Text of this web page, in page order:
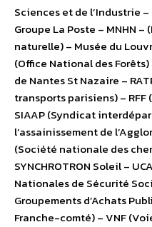
Sciences et de l’Industrie
Groupe La Poste – MNHN
naturelle) – Musée du
(Office National des
de Nantes St Nazaire –
transports parisiens) – RFF
SIAAP (Syndicat
l’assainissement de
(Société nationale des
SYNCHROTRON Soleil –
Nationales de Sécurité
Groupements d’Achats
Franche-comté) – VNF